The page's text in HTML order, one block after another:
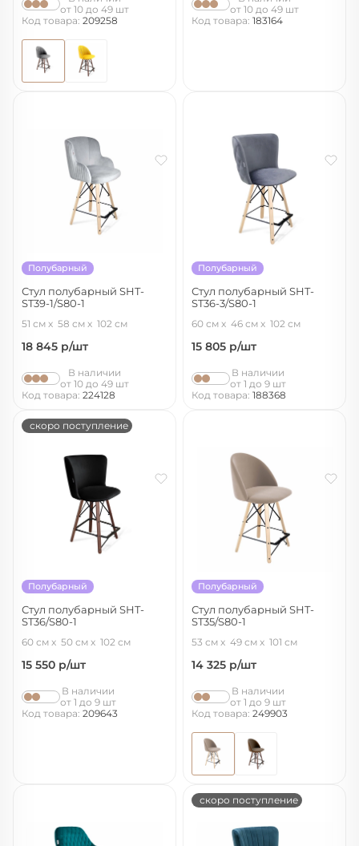
от 10 до 49 шт
Код товара: 209258
от 10 до 49 шт
Код товара: 183164
Полубарный
Стул полубарный SHT-
ST39-1/S80-1
черный муар
51 см 58 см 102 см
18 845 р/шт
В наличии
от 10 до 49 шт
Код товара: 224128
Полубарный
Стул полубарный SHT-
ST36-3/S80-1
лак/черный
60 см 46 см 102 см
15 805 р/шт
В наличии
от 1 до 9 шт
Код товара: 188368
скоро поступление
Полубарный
Стул полубарный SHT-
ST36/S80-1
черный
60 см 50 см 102 см
15 550 р/шт
В наличии
от 1 до 9 шт
Код товара: 209643
Полубарный
Стул полубарный SHT-
ST35/S80-1
53 см 49 см 101 см
14 325 р/шт
В наличии
от 1 до 9 шт
Код товара: 249903
скоро поступление